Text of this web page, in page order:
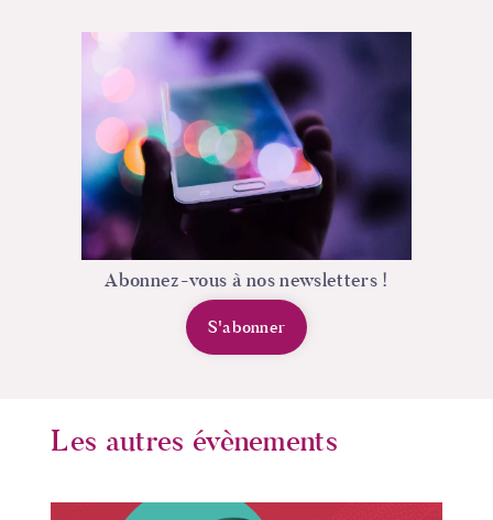
Abonnez-vous à nos newsletters !
S'abonner
Les autres évènements